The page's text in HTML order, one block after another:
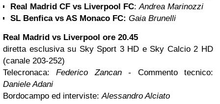
Real Madrid CF vs Liverpool FC:Andrea Marinozzi
SL Benfica vs AS Monaco FC: Gaia Brunelli
Real Madrid vs Liverpool ore 20.45
diretta esclusiva su Sky Sport 3 HD e Sky Calcio 2 HD
(canale 203-252)
Telecronaca:Federico Zancan - Commento tecnico:
Daniele Adani
Bordocampo ed interviste:Alessandro Alciato